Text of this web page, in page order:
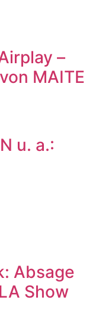
–
MAITE
u. a.:
Absage
Show